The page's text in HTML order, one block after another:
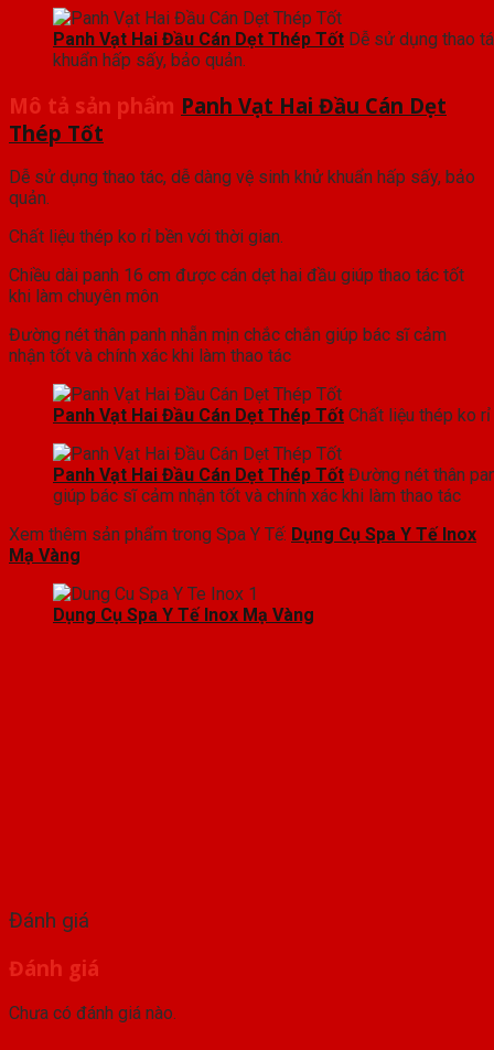
Panh Vạt Hai Đầu Cán Dẹt Thép Tốt Dễ sử dụng thao
khuẩn hấp sấy, bảo quản.
Mô tả sản phẩm Panh Vạt Hai Đầu Cán Dẹt
Thép Tốt
Dễ sử dụng thao tác, dễ dàng vệ sinh khử khuẩn hấp sấy, bảo
quản.
Chất liệu thép ko rỉ bền với thời gian.
Chiều dài panh 16 cm được cán dẹt hai đầu giúp thao tác tốt
khi làm chuyên môn
Đường nét thân panh nhẵn mịn chắc chắn giúp bác sĩ cảm
nhận tốt và chính xác khi làm thao tác
Panh Vạt Hai Đầu Cán Dẹt Thép Tốt Chất liệu thép ko
Panh Vạt Hai Đầu Cán Dẹt Thép Tốt Đường nét thân
giúp bác sĩ cảm nhận tốt và chính xác khi làm thao tác
Xem thêm sản phẩm trong Spa Y Tế: Dụng Cụ Spa Y Tế Inox
Mạ Vàng
Dụng Cụ Spa Y Tế Inox Mạ Vàng
Đánh giá
Đánh giá
Chưa có đánh giá nào.